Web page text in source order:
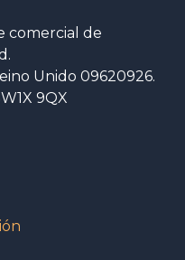
comercial de
Unido 09620926.
9QX